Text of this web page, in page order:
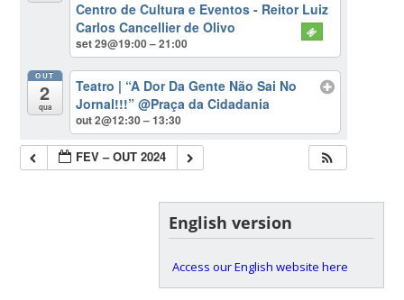
Centro de Cultura e Eventos - Reitor Luiz
Carlos Cancellier de Olivo
set 29@19:00 – 21:00
OUT
2
qua
Teatro | “A Dor Da Gente Não Sai No
Jornal!!!”@Praça da Cidadania
out 2@12:30 – 13:30
FEV – OUT 2024
English version
Access our English website here